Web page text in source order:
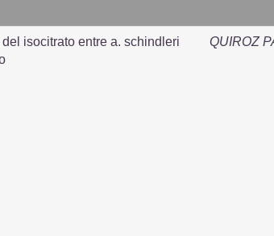
isocitrato entre a. schindleri
QUIROZ